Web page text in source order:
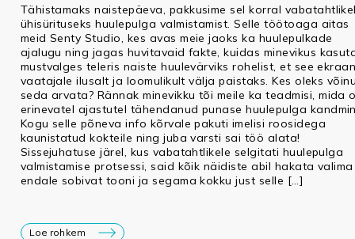
Tähistamaks naistepäeva, pakkusime sel korral
ühisürituseks huulepulga valmistamist. Selle töötoaga aitas
meid Senty Studio, kes avas meie jaoks ka huulepulkade
ajalugu ning jagas huvitavaid fakte, kuidas minevikus
mustvalges teleris naiste huulevärviks rohelist, et see
vaatajale ilusalt ja loomulikult välja paistaks. Kes oleks
seda arvata? Rännak minevikku tõi meile ka teadmisi, mida
erinevatel ajastutel tähendanud punase huulepulga
Kogu selle põneva info kõrvale pakuti imelisi roosidega
kaunistatud kokteile ning juba varsti sai töö alata!
Sissejuhatuse järel, kus vabatahtlikele selgitati huulepulga
valmistamise protsessi, said kõik näidiste abil hakata valima
endale sobivat tooni ja segama kokku just selle […]
Loe rohkem